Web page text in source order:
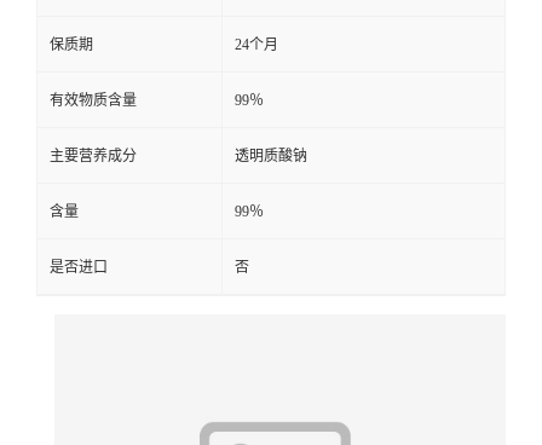
保质期 24个月
有效物质含量 99％
主要营养成分 透明质酸钠
含量 99％
是否进口 否